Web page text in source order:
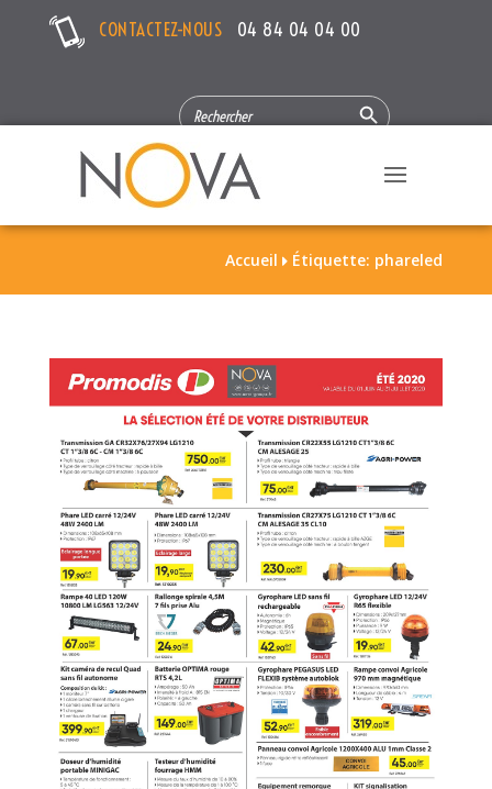
CONTACTEZ-NOUS 04 84 04 04 00
SEARCH
FOR:
Search Button
Accueil  Étiquette: phareled